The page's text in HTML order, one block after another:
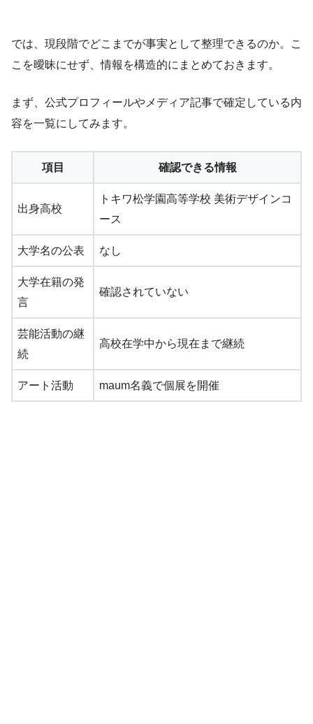
では、現段階でどこまでが事実として整理できるのか。こ
こを曖昧にせず、情報を構造的にまとめておきます。
まず、公式プロフィールやメディア記事で確定している内
容を一覧にしてみます。
項目 確認できる情報
出身高校
トキワ松学園高等学校 美術デザインコ
ース
大学名の公表 なし
大学在籍の発
言
確認されていない
芸能活動の継
続
高校在学中から現在まで継続
アート活動 maum名義で個展を開催